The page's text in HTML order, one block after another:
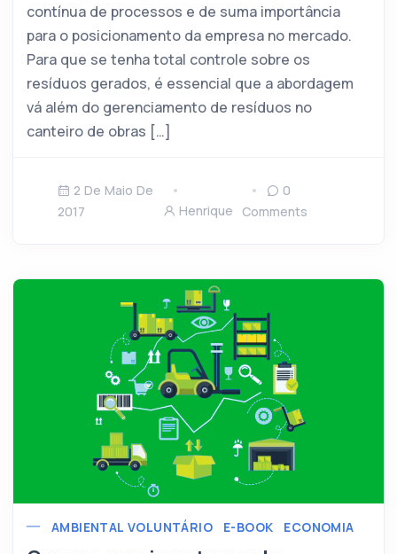
contínua de processos e de suma importância
para o posicionamento da empresa no mercado.
Para que se tenha total controle sobre os
resíduos gerados, é essencial que a abordagem
vá além do gerenciamento de resíduos no
canteiro de obras […]
2 De Maio De
2017
Henrique
0
Comments
AMBIENTAL VOLUNTÁRIO E-BOOK ECONOMIA